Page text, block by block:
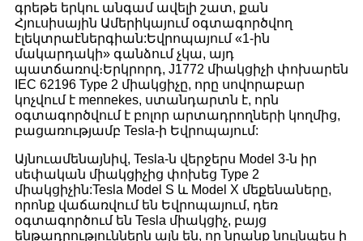
գրեթե երկու անգամ ավելի շատ, քան
Հյուսիսային Ամերիկայում օգտագործվող
էլեկտրաէներգիան:Եվրոպայում «1-ին
մակարդակի» գանձում չկա, այդ
պատճառով։Երկրորդ, J1772 միակցիչի փոխարեն
IEC 62196 Type 2 միակցիչը, որը սովորաբար
կոչվում է mennekes, ստանդարտն է, որն
օգտագործվում է բոլոր արտադրողների կողմից,
բացառությամբ Tesla-ի Եվրոպայում:
Այնուամենայնիվ, Tesla-ն վերջերս Model 3-ն իր
սեփական միակցիչից փոխեց Type 2
միակցիչին:Tesla Model S և Model X մեքենաները,
որոնք վաճառվում են Եվրոպայում, դեռ
օգտագործում են Tesla միակցիչ, բայց
ենթադրություններն այն են, որ նրանք նույնպես ի